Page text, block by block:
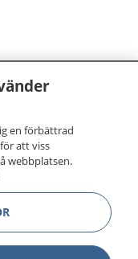
en förbättrad
att viss
webbplatsen.